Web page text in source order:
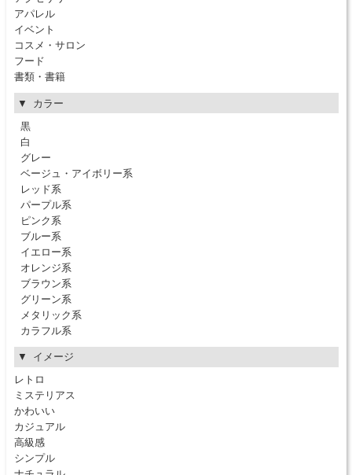
アパレル
イベント
コスメ・サロン
フード
書類・書籍
カラー
黒
白
グレー
ベージュ・アイボリー系
レッド系
パープル系
ピンク系
ブルー系
イエロー系
オレンジ系
ブラウン系
グリーン系
メタリック系
カラフル系
イメージ
レトロ
ミステリアス
かわいい
カジュアル
高級感
シンプル